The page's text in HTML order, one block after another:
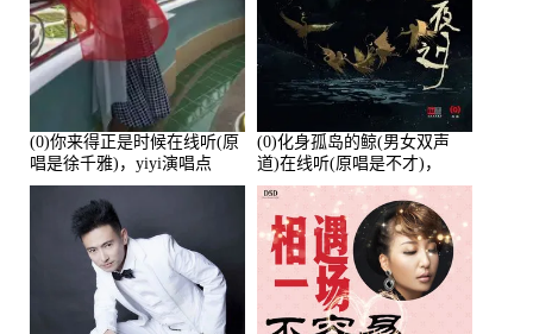
(0)你来得正是时候在线听(原
唱是徐千雅)，yiyi演唱点
播:21991次
(0)化身孤岛的鲸(男女双声
道)在线听(原唱是不才)，
HGBai演唱点播:19428次